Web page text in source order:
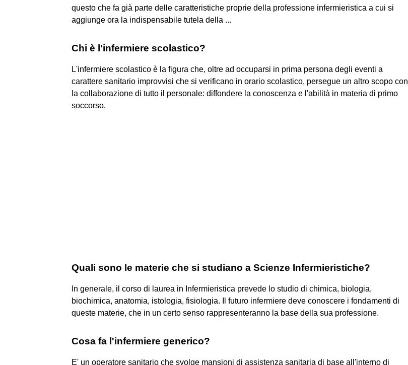
questo che fa già parte delle caratteristiche proprie della professione infermieristica a cui si
aggiunge ora la indispensabile tutela della ...
Chi è l'infermiere scolastico?
L'infermiere scolastico è la figura che, oltre ad occuparsi in prima persona degli eventi a
carattere sanitario improvvisi che si verificano in orario scolastico, persegue un altro scopo con
la collaborazione di tutto il personale: diffondere la conoscenza e l'abilità in materia di primo
soccorso.
Quali sono le materie che si studiano a Scienze Infermieristiche?
In generale, il corso di laurea in Infermieristica prevede lo studio di chimica, biologia,
biochimica, anatomia, istologia, fisiologia. Il futuro infermiere deve conoscere i fondamenti di
queste materie, che in un certo senso rappresenteranno la base della sua professione.
Cosa fa l'infermiere generico?
E' un operatore sanitario che svolge mansioni di assistenza sanitaria di base all'interno di